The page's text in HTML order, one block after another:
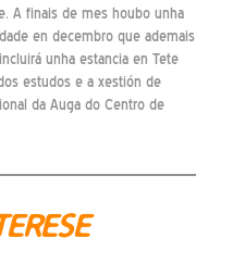
A finais de mes houbo unha
en decembro que ademais
unha estancia en Tete
estudos e a xestión de
da Auga do Centro de